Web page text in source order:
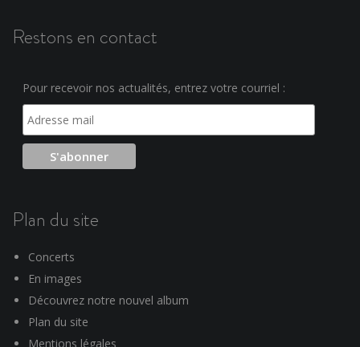
Restons en contact
Pour recevoir nos actualités, entrez votre courriel :
Plan du site
Concerts
En images
Découvrez notre nouvel album
Plan du site
Mentions légales